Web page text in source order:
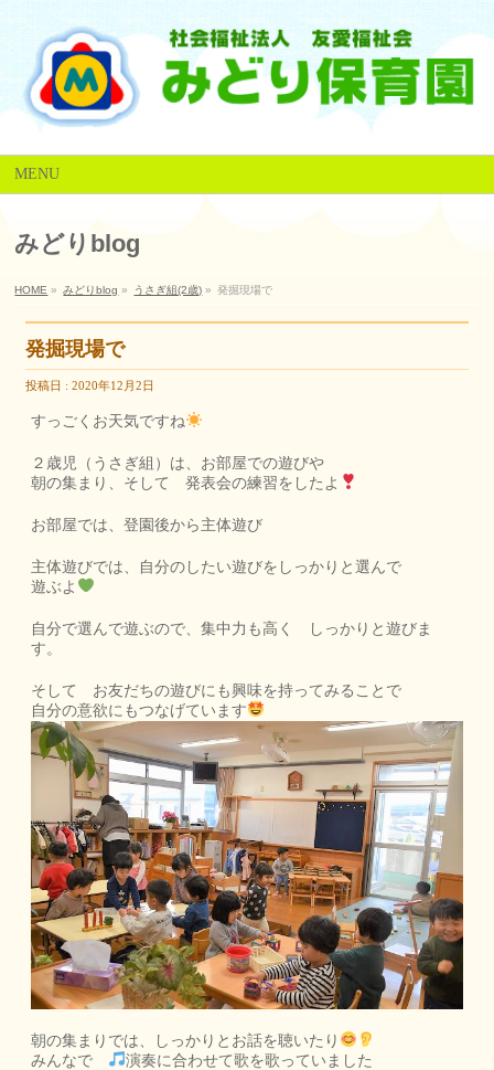
MENU
みどりblog
HOME » みどりblog » うさぎ組(2歳) » 発掘現場で
発掘現場で
投稿日 : 2020年12月2日
すっごくお天気ですね
２歳児（うさぎ組）は、お部屋での遊びや
朝の集まり、そして 発表会の練習をしたよ
お部屋では、登園後から主体遊び
主体遊びでは、自分のしたい遊びをしっかりと選んで
遊ぶよ
自分で選んで遊ぶので、集中力も高く しっかりと遊びま
す。
そして お友だちの遊びにも興味を持ってみることで
自分の意欲にもつなげています
朝の集まりでは、しっかりとお話を聴いたり
みんなで
演奏に合わせて歌を歌っていました